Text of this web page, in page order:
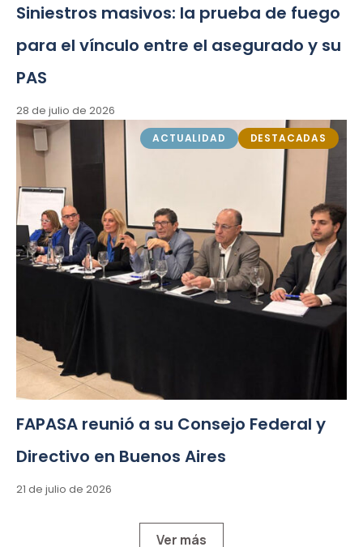
Siniestros masivos: la prueba de fuego
para el vínculo entre el asegurado y su
PAS
28 de julio de 2026
ACTUALIDAD DESTACADAS
FAPASA reunió a su Consejo Federal y
Directivo en Buenos Aires
21 de julio de 2026
Ver más